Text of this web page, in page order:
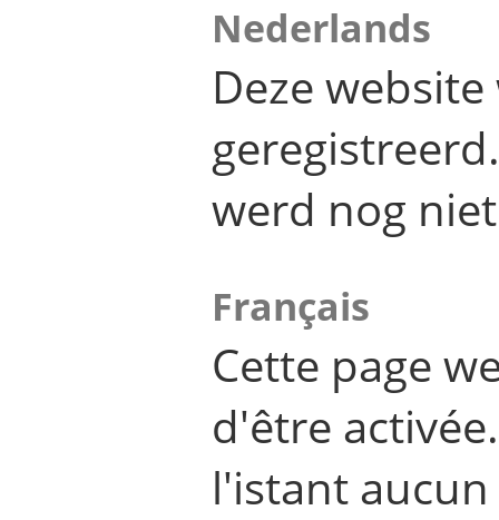
Nederlands
Deze
werd nog
Français
Cette page
d'être
l'istant